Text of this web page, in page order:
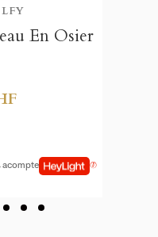
En Osier
acompte
des produits à votre liste